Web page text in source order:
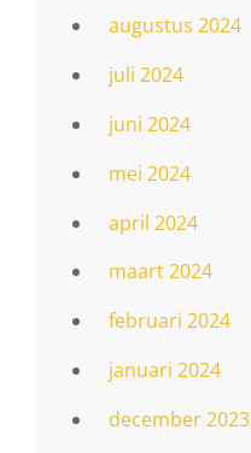
augustus 2024
juli 2024
juni 2024
mei 2024
april 2024
maart 2024
februari 2024
januari 2024
december 2023